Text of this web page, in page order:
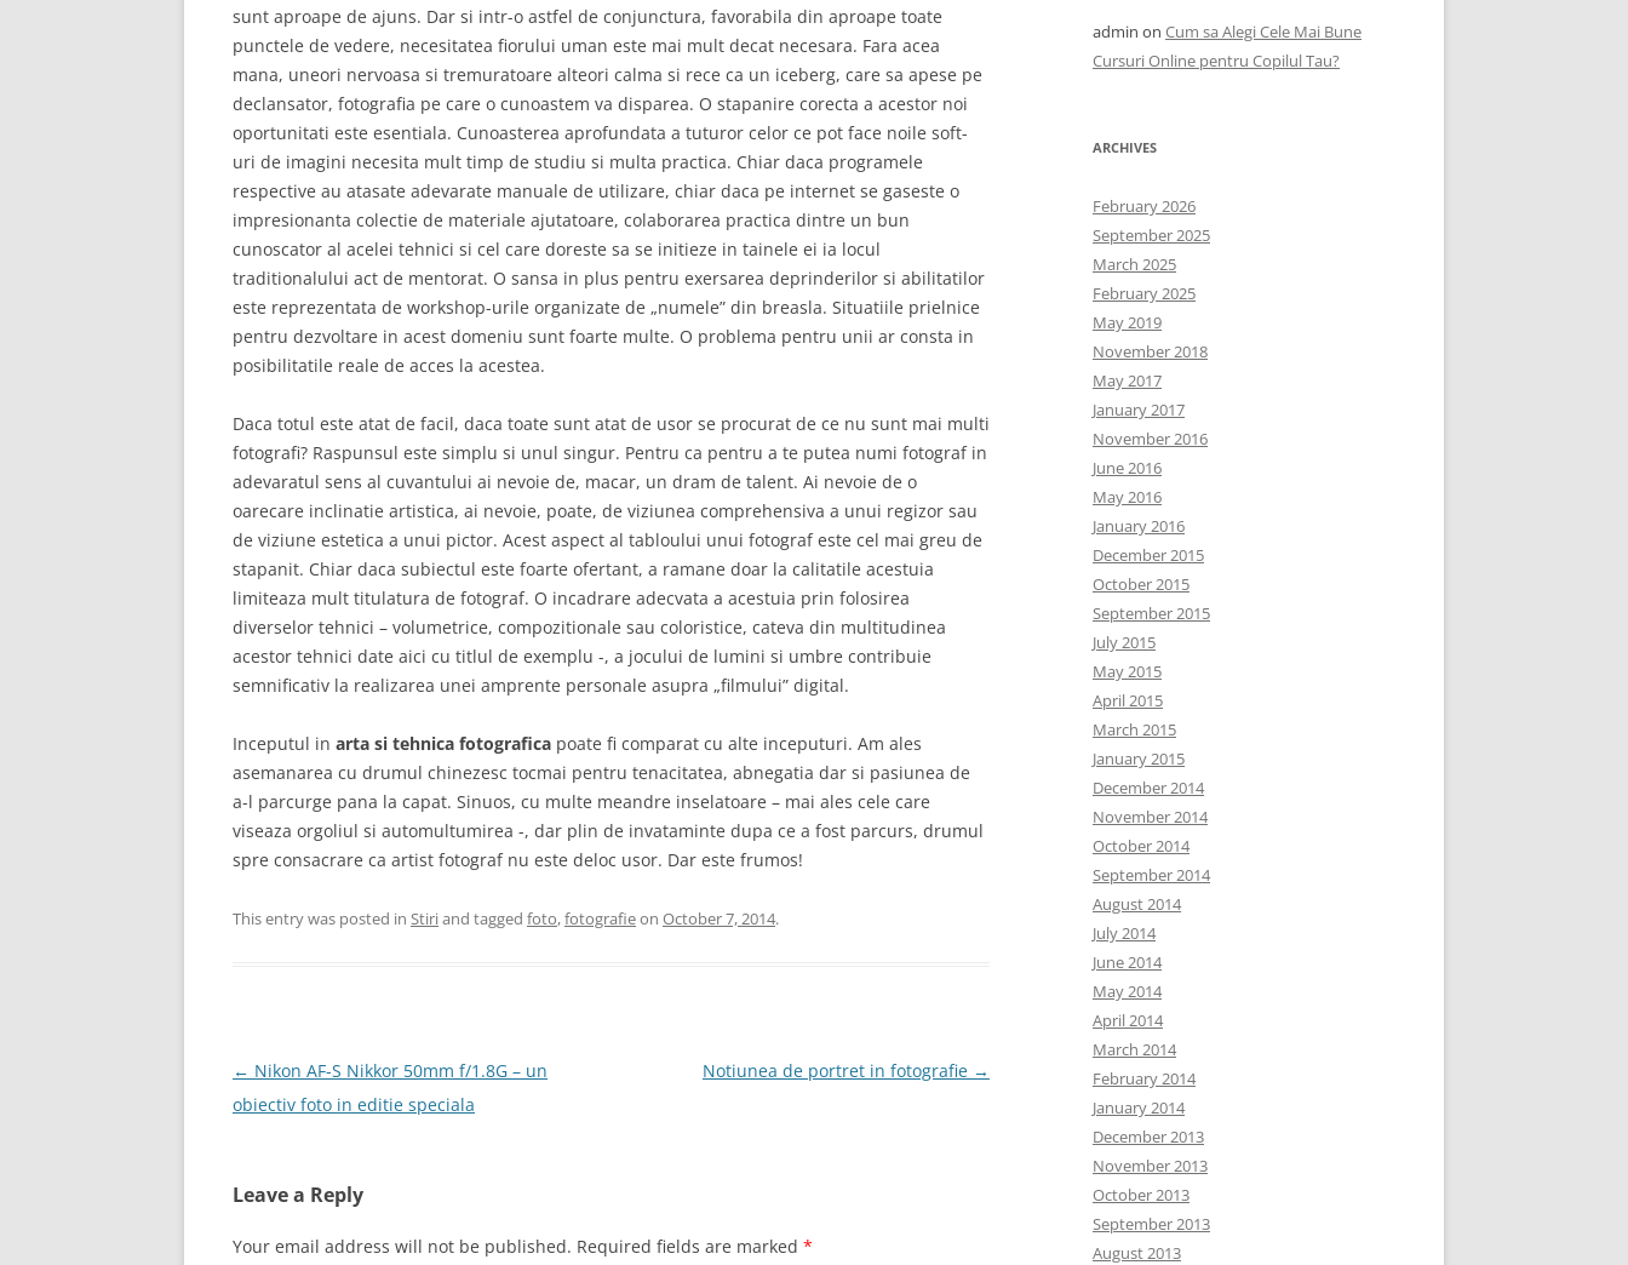
sunt aproape de ajuns. Dar si intr-o astfel de conjunctura, favorabila din aproape toate
punctele de vedere, necesitatea fiorului uman este mai mult decat necesara. Fara acea
mana, uneori nervoasa si tremuratoare alteori calma si rece ca un iceberg, care sa apese pe
declansator, fotografia pe care o cunoastem va disparea. O stapanire corecta a acestor noi
oportunitati este esentiala. Cunoasterea aprofundata a tuturor celor ce pot face noile soft-
uri de imagini necesita mult timp de studiu si multa practica. Chiar daca programele
respective au atasate adevarate manuale de utilizare, chiar daca pe internet se gaseste o
impresionanta colectie de materiale ajutatoare, colaborarea practica dintre un bun
cunoscator al acelei tehnici si cel care doreste sa se initieze in tainele ei ia locul
traditionalului act de mentorat. O sansa in plus pentru exersarea deprinderilor si abilitatilor
este reprezentata de workshop-urile organizate de „numele” din breasla. Situatiile prielnice
pentru dezvoltare in acest domeniu sunt foarte multe. O problema pentru unii ar consta in
posibilitatile reale de acces la acestea.
Daca totul este atat de facil, daca toate sunt atat de usor se procurat de ce nu sunt mai multi
fotografi? Raspunsul este simplu si unul singur. Pentru ca pentru a te putea numi fotograf in
adevaratul sens al cuvantului ai nevoie de, macar, un dram de talent. Ai nevoie de o
oarecare inclinatie artistica, ai nevoie, poate, de viziunea comprehensiva a unui regizor sau
de viziune estetica a unui pictor. Acest aspect al tabloului unui fotograf este cel mai greu de
stapanit. Chiar daca subiectul este foarte ofertant, a ramane doar la calitatile acestuia
limiteaza mult titulatura de fotograf. O incadrare adecvata a acestuia prin folosirea
diverselor tehnici – volumetrice, compozitionale sau coloristice, cateva din multitudinea
acestor tehnici date aici cu titlul de exemplu -, a jocului de lumini si umbre contribuie
semnificativ la realizarea unei amprente personale asupra „filmului” digital.
Inceputul in arta si tehnica fotografica poate fi comparat cu alte inceputuri. Am ales
asemanarea cu drumul chinezesc tocmai pentru tenacitatea, abnegatia dar si pasiunea de
a-l parcurge pana la capat. Sinuos, cu multe meandre inselatoare – mai ales cele care
viseaza orgoliul si automultumirea -, dar plin de invataminte dupa ce a fost parcurs, drumul
spre consacrare ca artist fotograf nu este deloc usor. Dar este frumos!
This entry was posted in Stiriand tagged foto,fotografieon October 7, 2014.
Post
navigation
← Nikon AF-S Nikkor 50mm f/1.8G – un
obiectiv foto in editie speciala
Notiunea de portret in fotografie →
Leave a Reply
Your email address will not be published. Required fields are marked *
admin on Cum sa Alegi Cele Mai Bune
Cursuri Online pentru Copilul Tau?
ARCHIVES
February 2026
September 2025
March 2025
February 2025
May 2019
November 2018
May 2017
January 2017
November 2016
June 2016
May 2016
January 2016
December 2015
October 2015
September 2015
July 2015
May 2015
April 2015
March 2015
January 2015
December 2014
November 2014
October 2014
September 2014
August 2014
July 2014
June 2014
May 2014
April 2014
March 2014
February 2014
January 2014
December 2013
November 2013
October 2013
September 2013
August 2013